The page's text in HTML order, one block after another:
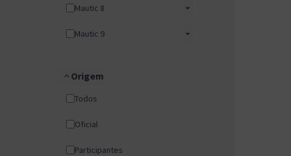
Mautic 8
Mautic 9
Origem
Todos
Oficial
Participantes